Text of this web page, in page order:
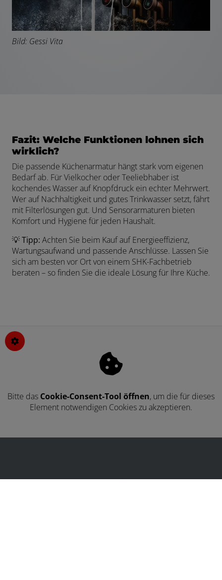
Bild: Gessi Vita
Fazit: Welche Funktionen lohnen sich
wirklich?
Die passende Küchenarmatur hängt stark vom eigenen
Bedarf ab. Für Vielkocher oder Teeliebhaber ist
kochendes Wasser auf Knopfdruck ein echter Mehrwert.
Wer auf Nachhaltigkeit und gutes Trinkwasser setzt, fährt
mit Filterlösungen gut. Und Sensorarmaturen bieten
Komfort und Hygiene für jeden Haushalt.
💡Tipp: Achten Sie beim Kauf auf Energieeffizienz,
Wartungsaufwand und passende Anschlüsse. Lassen Sie
sich am besten vor Ort von einem SHK-Fachbetrieb
beraten – so finden Sie die ideale Lösung für Ihre Küche.
Bitte das Cookie-Consent-Tool öffnen, um die für dieses
Element notwendigen Cookies zu akzeptieren.
Kontakt